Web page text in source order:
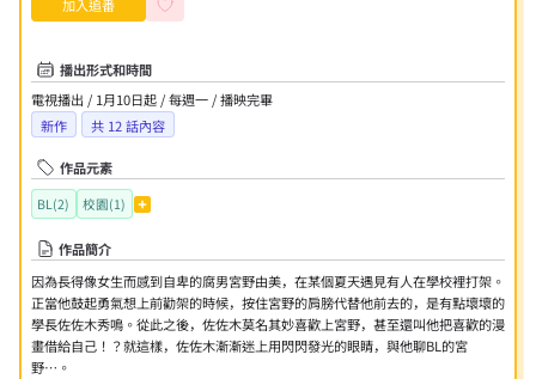
加入追番
播出形式和時間
電視播出 / 1月10日起 / 每週一 / 播映完畢
新作
共 12話內容
作品元素
BL(2) 校園(1)
作品簡介
因為長得像女生而感到自卑的腐男宮野由美，在某個夏天遇見有人在學校裡打架。
正當他鼓起勇氣想上前勸架的時候，按住宮野的肩膀代替他前去的，是有點壞壞的
學長佐佐木秀鳴。從此之後，佐佐木莫名其妙喜歡上宮野，甚至還叫他把喜歡的漫
畫借給自己！？就這樣，佐佐木漸漸迷上用閃閃發光的眼睛，與他聊BL的宮
野…。